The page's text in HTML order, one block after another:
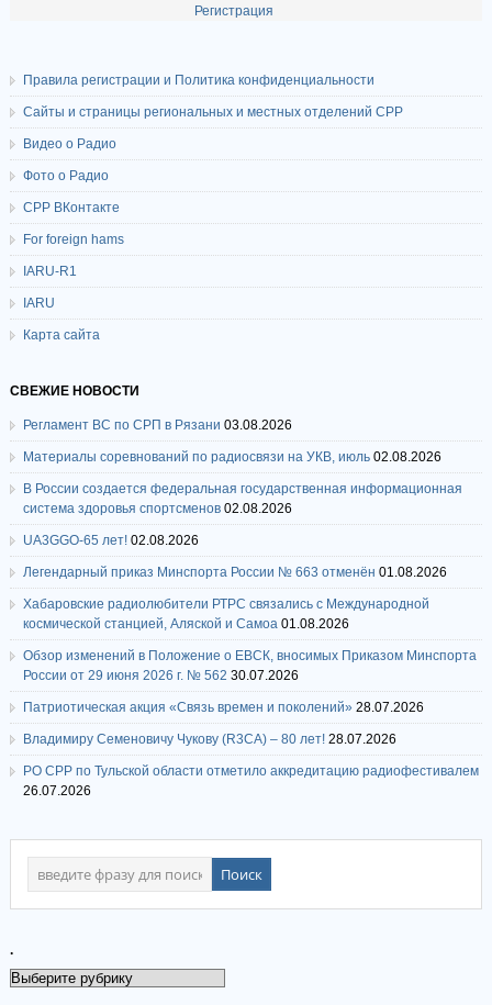
Регистрация
Правила регистрации и Политика конфиденциальности
Сайты и страницы региональных и местных отделений СРР
Видео о Радио
Фото о Радио
СРР ВКонтакте
For foreign hams
IARU-R1
IARU
Карта сайта
СВЕЖИЕ НОВОСТИ
Регламент ВС по СРП в Рязани 03.08.2026
Материалы соревнований по радиосвязи на УКВ, июль 02.08.2026
В России создается федеральная государственная информационная
система здоровья спортсменов 02.08.2026
UA3GGO-65 лет! 02.08.2026
Легендарный приказ Минспорта России № 663 отменён 01.08.2026
Хабаровские радиолюбители РТРС связались с Международной
космической станцией, Аляской и Самоа 01.08.2026
Обзор изменений в Положение о ЕВСК, вносимых Приказом Минспорта
России от 29 июня 2026 г. № 562 30.07.2026
Патриотическая акция «Связь времен и поколений» 28.07.2026
Владимиру Семеновичу Чукову (R3CA) – 80 лет! 28.07.2026
РО СРР по Тульской области отметило аккредитацию радиофестивалем
26.07.2026
.